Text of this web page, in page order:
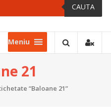
CAUTA
Meniu
21
“Baloane 21”